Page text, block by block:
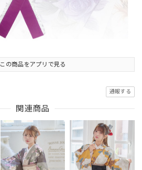
この商品をアプリで見る
通報する
関連商品